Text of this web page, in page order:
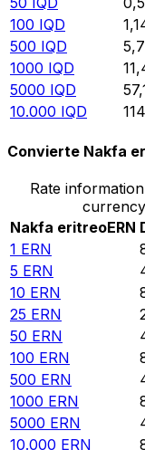
100 IQD
500 IQD
1000 IQD
5000 IQD
10.000 IQD
Convierte Nakfa
Rate
Nakfa eritreoERN
1 ERN
5 ERN
10 ERN
25 ERN
50 ERN
100 ERN
500 ERN
1000 ERN
5000 ERN
10.000 ERN